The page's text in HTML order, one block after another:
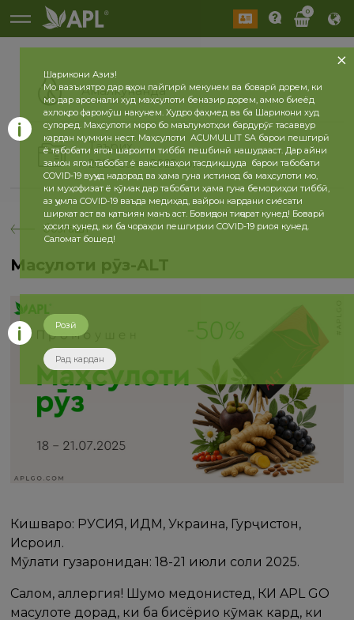
0
Амалкунанда
Таърих
2026 сол 2025 сол
бозгашт
Маҳсулоти рӯз-ALT
Кишварҳо: РУСИЯ, ИДМ, Украина, Гурҷистон,
Исроил.
Мӯҳлати гузаронидан: 18-21 июли соли 2025.
Салом, аллергия! Шумо медонистед, КИ APL GO
маҳсулоте дорад, ки ба бисёриҳо кӯмак кард, ки
Шарикони Азиз!
Мо вазъиятро дар ҷаҳон пайгирӣ мекунем ва боварӣ дорем, ки
мо дар арсенали худ маҳсулоти беназир дорем, аммо биеёд
ахлоқро фаромӯш накунем. Худро фаҳмед ва ба Шарикони худ
супоред. Маҳсулоти моро бо маълумотҳои бардурӯғ тасаввур
кардан мумкин нест. Маҳсулоти ACUMULLIT SA барои пешгирӣ
ё табобати ягон шароити тиббӣ пешбинӣ нашудааст. Дар айни
замон ягон табобат ё ваксинаҳои тасдиқшуда барои табобати
COVID-19 вуҷуд надорад ва ҳама гуна истинод ба маҳсулоти мо,
ки муҳофизат ё кӯмак дар табобати ҳама гуна бемориҳои тиббӣ,
аз ҷумла COVID-19 ваъда медиҳад, вайрон кардани сиёсати
ширкат аст ва қатъиян манъ аст. Бовиҷдон тиҷорат кунед! Боварӣ
ҳосил кунед, ки ба чораҳои пешгирии COVID-19 риоя кунед.
Саломат бошед!
Розӣ
Рад кардан